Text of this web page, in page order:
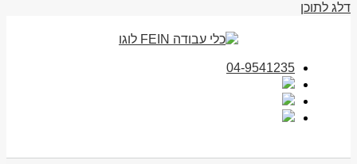
דלג לתוכן
04-9541235